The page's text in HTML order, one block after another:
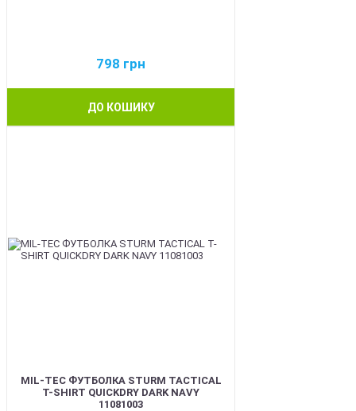
798 грн
ДО КОШИКУ
MIL-TEC ФУТБОЛКА STURM TACTICAL
T-SHIRT QUICKDRY DARK NAVY
11081003